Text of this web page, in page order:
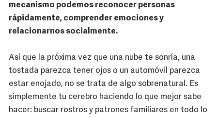
mecanismo podemos reconocer personas
rápidamente, comprender emociones y
relacionarnos socialmente.
Así que la próxima vez que una nube te sonría, una
tostada parezca tener ojos o un automóvil parezca
estar enojado, no se trata de algo sobrenatural. Es
simplemente tu cerebro haciendo lo que mejor sabe
hacer: buscar rostros y patrones familiares en todo lo